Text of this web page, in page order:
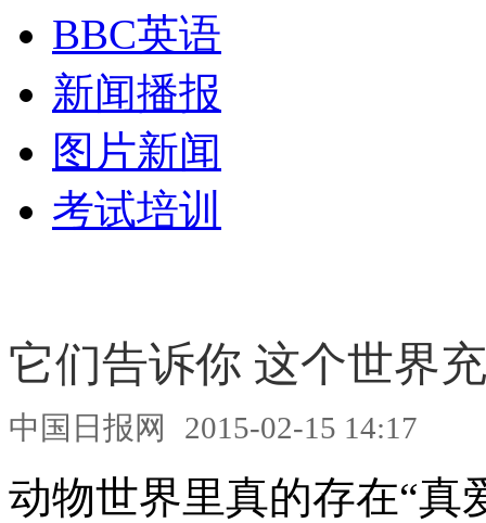
BBC英语
新闻播报
图片新闻
考试培训
它们告诉你 这个世界
中国日报网 2015-02-15 14:17
动物世界里真的存在“真